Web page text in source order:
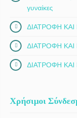
γυναίκες
ΔΙΑΤΡΟΦΗ ΚΑΙ
ΔΙΑΤΡΟΦΗ
ΔΙΑΤΡΟΦΗ
Χρήσιμοι